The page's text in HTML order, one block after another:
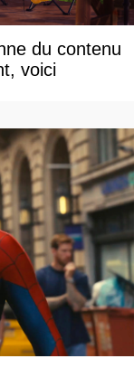
du contenu
voici